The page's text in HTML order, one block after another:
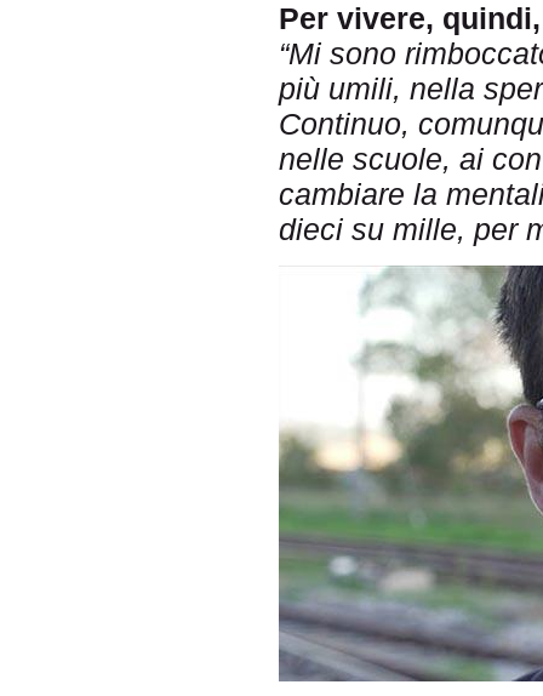
Per vivere,
“Mi sono
più umili, nella
Continuo,
nelle scuole, ai
cambiare la
dieci su mille, per